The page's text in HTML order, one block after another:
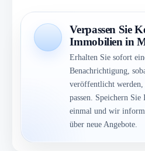
Verpassen Sie
Immobilien in
Erhalten Sie sofort
Benachrichtigung,
veröffentlicht
passen. Speichern
einmal und wir
über neue Angebote.